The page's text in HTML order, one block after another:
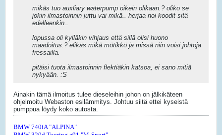
mikäs tuo auxliary waterpump oikein olikaan.? oliko se
jokin ilmastoinnin juttu vai mikä.. herjaa noi koodit sitä
edelleenkin..
lopussa oli kylläkin vihjaus että sillä olisi huono
maadoitus.? elikäs mikä mötikkö ja missä niin voisi johtoja
fressailla.
pitäisi tuota ilmastoinnin flektiäkin katsoa, ei sano mitiä
nykyään. :S
Ainakin tämä ilmoitus tulee dieseleihin johon on jälkikäteen
ohjelmoitu Webaston esilämmitys. Johtuu siitä ettei kyseistä
pumppua löydy koko autosta.
BMW 740iA "ALPINA"